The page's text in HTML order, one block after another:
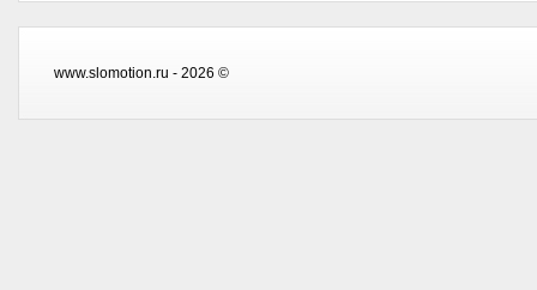
www.slomotion.ru - 2026 ©